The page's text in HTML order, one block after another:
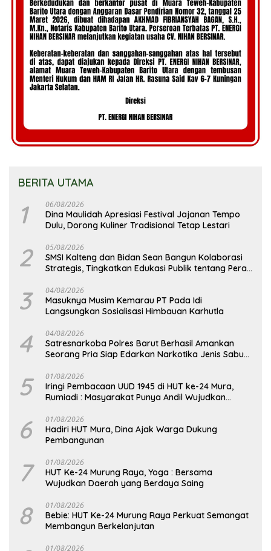
BERITA UTAMA
1 06/08/2026
Dina Maulidah Apresiasi Festival Jajanan Tempo
Dulu, Dorong Kuliner Tradisional Tetap Lestari
2 05/08/2026
SMSI Kalteng dan Bidan Sean Bangun Kolaborasi
Strategis, Tingkatkan Edukasi Publik tentang Peran
3 04/08/2026
Masuknya Musim Kemarau PT Pada Idi
Langsungkan Sosialisasi Himbauan Karhutla
4 04/08/2026
Satresnarkoba Polres Barut Berhasil Amankan
Seorang Pria Siap Edarkan Narkotika Jenis Sabu
5 01/08/2026
Iringi Pembacaan UUD 1945 di HUT ke-24 Mura,
Rumiadi : Masyarakat Punya Andil Wujudkan
6 01/08/2026
Hadiri HUT Mura, Dina Ajak Warga Dukung
Pembangunan
7 01/08/2026
HUT Ke-24 Murung Raya, Yoga : Bersama
Wujudkan Daerah yang Berdaya Saing
8 01/08/2026
Bebie: HUT Ke-24 Murung Raya Perkuat Semangat
Membangun Berkelanjutan
01/08/2026